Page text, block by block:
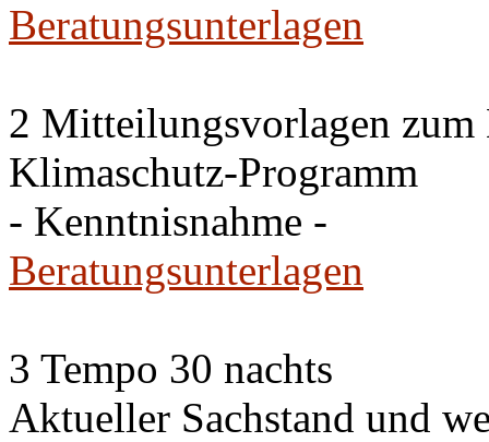
Beratungsunterlagen
2 Mitteilungsvorlagen zum
Klimaschutz-Programm
- Kenntnisnahme -
Beratungsunterlagen
3 Tempo 30 nachts
Aktueller Sachstand und